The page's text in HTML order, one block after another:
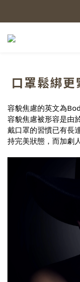
口罩鬆綁
容貌焦慮的英文為
容貌焦慮被形容是由
戴口罩的習慣已有長
持完美狀態，而加劇